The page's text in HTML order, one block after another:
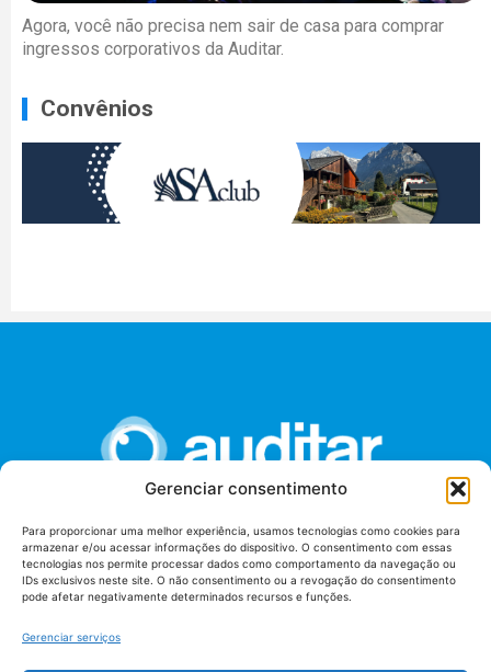
Gerenciar consentimento
Para proporcionar uma melhor experiência, usamos tecnologias como cookies para
armazenar e/ou acessar informações do dispositivo. O consentimento com essas
tecnologias nos permite processar dados como comportamento da navegação ou
IDs exclusivos neste site. O não consentimento ou a revogação do consentimento
pode afetar negativamente determinados recursos e funções.
Gerenciar serviços
Agora, você não precisa nem sair de casa para comprar
ingressos corporativos da Auditar.
Convênios
União dos Auditores Federais de Controle Externo -
AUDITAR
Setor de Administração Federal Sul (SAF/Sul), Qd. 04, Lt. 01
Tribunal de Contas da União (TCU), Subsolo, Sala S04